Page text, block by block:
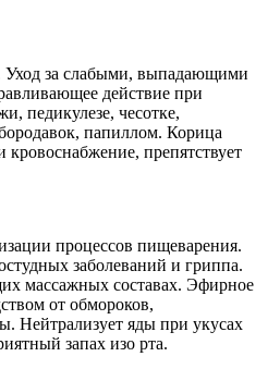
Уход за слабыми, выпадающими
действие при
педикулезе, чесотке,
папиллом. Корица
кровоснабжение, препятствует
процессов пищеварения.
заболеваний и гриппа.
массажных составах. Эфирное
от обмороков,
Нейтрализует яды при укусах
запах изо рта.